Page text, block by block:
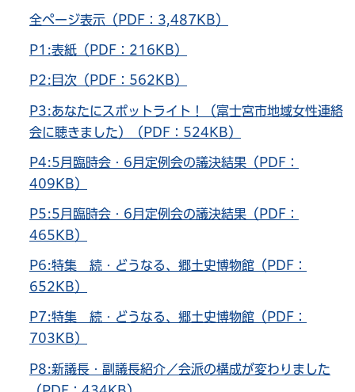
全ページ表示（PDF：3,487KB）
P1:表紙（PDF：216KB）
P2:目次（PDF：562KB）
P3:あなたにスポットライト！（富士宮市地域女性連絡
会に聴きました）（PDF：524KB）
P4:5月臨時会・6月定例会の議決結果（PDF：
409KB）
P5:5月臨時会・6月定例会の議決結果（PDF：
465KB）
P6:特集 続・どうなる、郷土史博物館（PDF：
652KB）
P7:特集 続・どうなる、郷土史博物館（PDF：
703KB）
P8:新議長・副議長紹介／会派の構成が変わりました